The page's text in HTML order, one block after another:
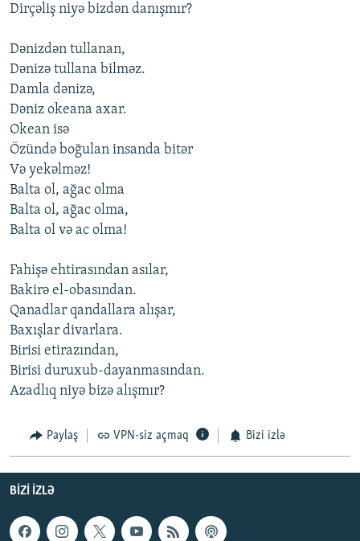
Dirçəliş niyə bizdən danışmır?
Dənizdən tullanan,
Dənizə tullana bilməz.
Damla dənizə,
Dəniz okeana axar.
Okean isə
Özündə boğulan insanda bitər
Və yekəlməz!
Balta ol, ağac olma
Balta ol, ağac olma,
Balta ol və ac olma!
Fahişə ehtirasından asılar,
Bakirə el-obasından.
Qanadlar qandallara alışar,
Baxışlar divarlara.
Birisi etirazından,
Birisi duruxub-dayanmasından.
Azadlıq niyə bizə alışmır?
Paylaş VPN-siz açmaq Bizi izlə
BIZI IZLƏ